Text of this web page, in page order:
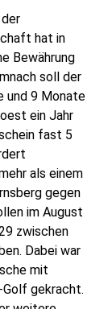
hat in
Bewährung
soll der
und 9 Monate
ein Jahr
fast 5
als einem
gegen
im August
zwischen
Dabei war
mit
gekracht.